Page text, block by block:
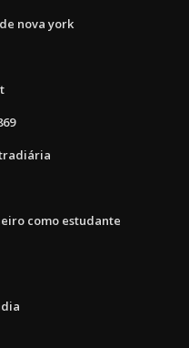
nova york
como estudante